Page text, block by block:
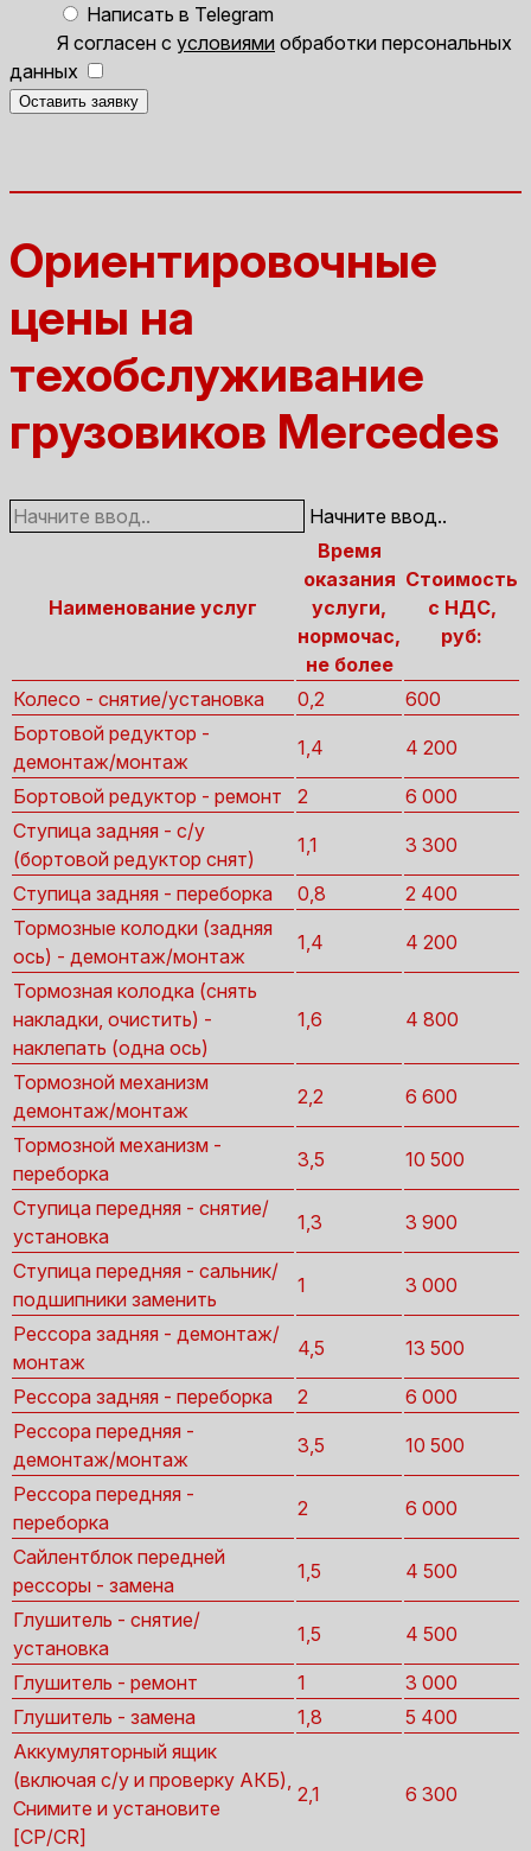
Написать в Telegram
Я согласен с условиями обработки персональных
данных
Оставить заявку
Ориентировочные
цены на
техобслуживание
грузовиков Mercedes
Начните ввод..
Наименование услуг
Время
оказания
услуги,
нормочас,
не более
Стоимость
с НДС,
руб:
Колесо - снятие/установка 0,2
600
Бортовой редуктор -
демонтаж/монтаж
1,4 4 200
Бортовой редуктор - ремонт 2
6 000
Ступица задняя - с/у
(бортовой редуктор снят)
1,1 3 300
Ступица задняя - переборка 0,8
2 400
Тормозные колодки (задняя
ось) - демонтаж/монтаж
1,4 4 200
Тормозная колодка (снять
накладки, очистить) -
наклепать (одна ось)
1,6 4 800
Тормозной механизм
демонтаж/монтаж
2,2 6 600
Тормозной механизм -
переборка
3,5 10 500
Ступица передняя - снятие/
установка
1,3 3 900
Ступица передняя - сальник/
подшипники заменить
1 3 000
Рессора задняя - демонтаж/
монтаж
4,5 13 500
Рессора задняя - переборка 2
6 000
Рессора передняя -
демонтаж/монтаж
3,5 10 500
Рессора передняя -
переборка
2 6 000
Сайлентблок передней
рессоры - замена
1,5 4 500
Глушитель - снятие/
установка
1,5 4 500
Глушитель - ремонт 1
3 000
Глушитель - замена
1,8
5 400
Аккумуляторный ящик
(включая с/у и проверку АКБ),
Снимите и установите
[CP/CR]
2,1 6 300